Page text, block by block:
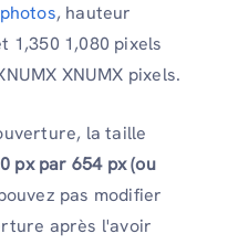
, hauteur
1,350 1,080 pixels
XNUMX pixels.
la taille
px par 654 px (ou
pas modifier
après l'avoir